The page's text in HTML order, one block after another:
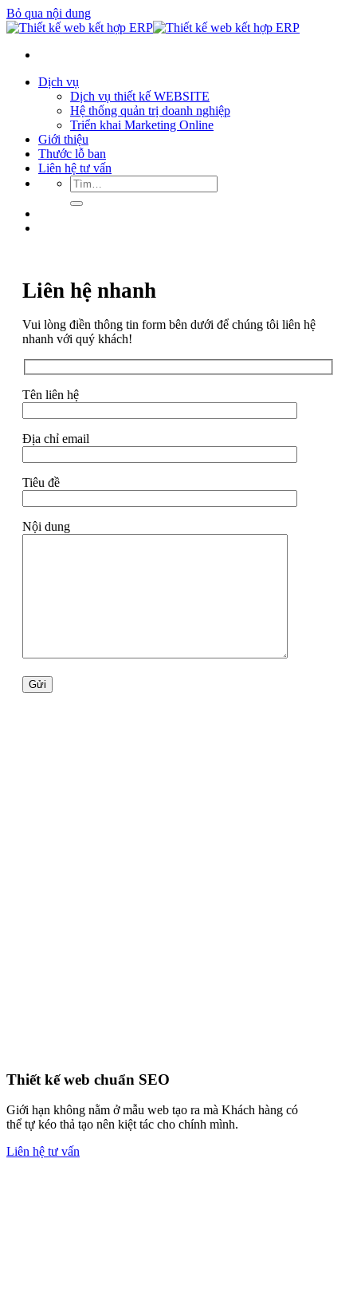
Bỏ qua nội dung
Dịch vụ
Dịch vụ thiết kế WEBSITE
Hệ thống quản trị doanh nghiệp
Triển khai Marketing Online
Giới thiệu
Thước lỗ ban
Liên hệ tư vấn
Liên hệ nhanh
Vui lòng điền thông tin form bên dưới để chúng tôi liên hệ
nhanh với quý khách!
Tên liên hệ
Địa chỉ email
Tiêu đề
Nội dung
Thiết kế web chuẩn SEO
Giới hạn không nằm ở mẫu web tạo ra mà Khách hàng có
thể tự kéo thả tạo nên kiệt tác cho chính mình.
Liên hệ tư vấn